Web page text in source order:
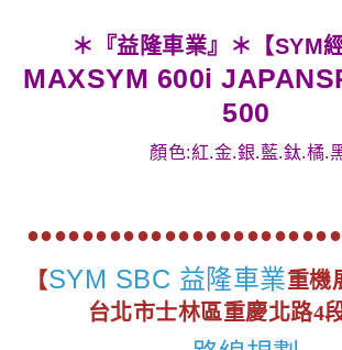
＊『益隆車業』＊【SYM
MAXSYM 600i
500
顏色:紅.金.銀.藍.鈦.橘.
【SYM SBC 益隆車業重機
台北市士林區重慶北路4